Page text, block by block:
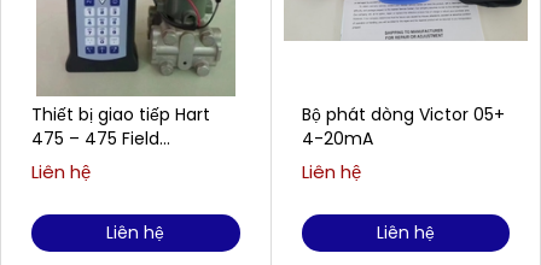
Thiết bị giao tiếp Hart
475 – 475 Field
Communication
Liên hệ
Liên hệ
Bộ phát dòng Victor 05+
4-20mA
Liên hệ
Liên hệ